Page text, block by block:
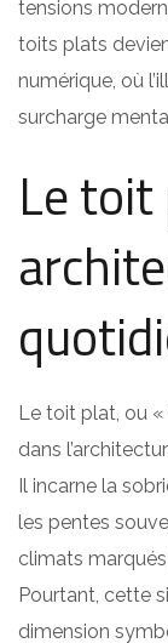
tensions
toits plats
numérique, où
surcharge
Le
Le toit plat, ou
dans
Il incarne la
les pentes
climats
Pourtant, cette
dimension